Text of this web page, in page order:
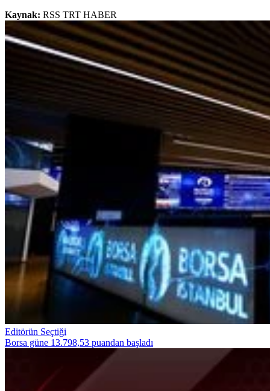
Kaynak: RSS TRT HABER
Editörün Seçtiği
Borsa güne 13.798,53 puandan başladı